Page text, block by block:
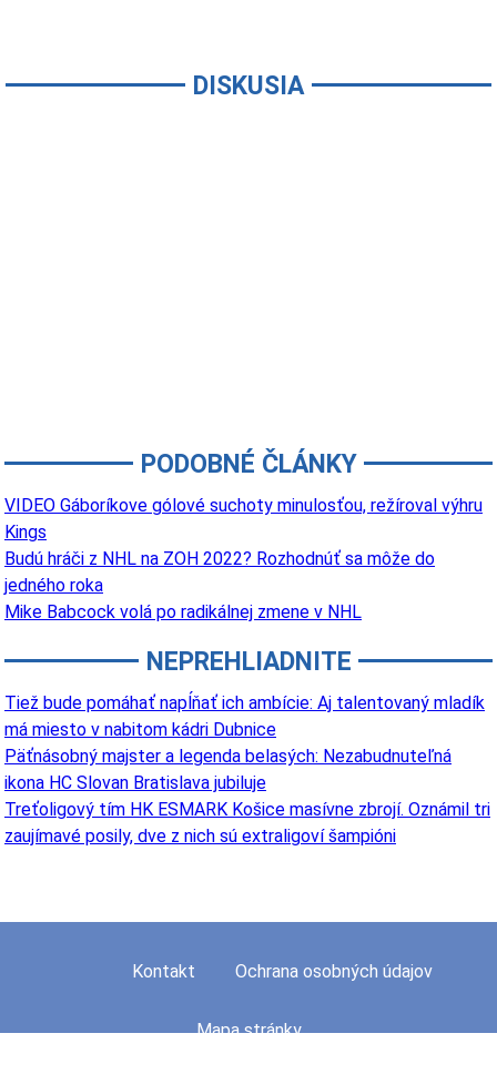
DISKUSIA
PODOBNÉ ČLÁNKY
VIDEO Gáboríkove gólové suchoty minulosťou, režíroval výhru
Kings
Budú hráči z NHL na ZOH 2022? Rozhodnúť sa môže do
jedného roka
Mike Babcock volá po radikálnej zmene v NHL
NEPREHLIADNITE
Tiež bude pomáhať napĺňať ich ambície: Aj talentovaný mladík
má miesto v nabitom kádri Dubnice
Päťnásobný majster a legenda belasých: Nezabudnuteľná
ikona HC Slovan Bratislava jubiluje
Treťoligový tím HK ESMARK Košice masívne zbrojí. Oznámil tri
zaujímavé posily, dve z nich sú extraligoví šampióni
Kontakt Ochrana osobných údajov
Mapa stránky